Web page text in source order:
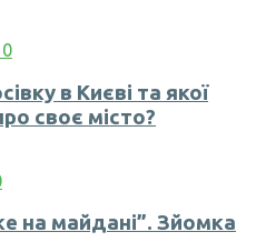
0
в Києві та якої
своє місто?
на майдані”. Зйомка